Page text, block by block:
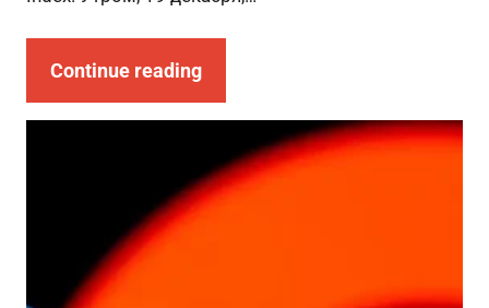
Continue reading